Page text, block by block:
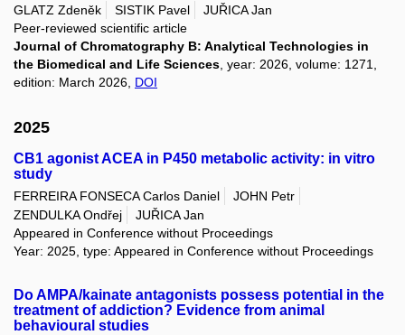
GLATZ Zdeněk
SISTIK Pavel
JUŘICA Jan
Peer-reviewed scientific article
Journal of Chromatography B: Analytical Technologies in
the Biomedical and Life Sciences, year: 2026, volume: 1271,
edition: March 2026, DOI
2025
CB1 agonist ACEA in P450 metabolic activity: in vitro
study
FERREIRA FONSECA Carlos Daniel
JOHN Petr
ZENDULKA Ondřej
JUŘICA Jan
Appeared in Conference without Proceedings
Year: 2025, type: Appeared in Conference without Proceedings
Do AMPA/kainate antagonists possess potential in the
treatment of addiction? Evidence from animal
behavioural studies